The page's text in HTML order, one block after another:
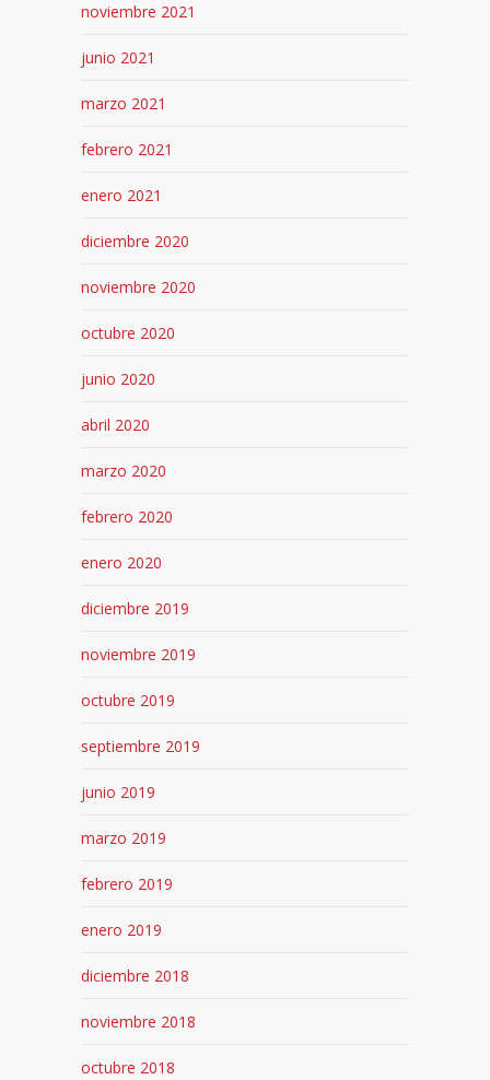
noviembre 2021
junio 2021
marzo 2021
febrero 2021
enero 2021
diciembre 2020
noviembre 2020
octubre 2020
junio 2020
abril 2020
marzo 2020
febrero 2020
enero 2020
diciembre 2019
noviembre 2019
octubre 2019
septiembre 2019
junio 2019
marzo 2019
febrero 2019
enero 2019
diciembre 2018
noviembre 2018
octubre 2018